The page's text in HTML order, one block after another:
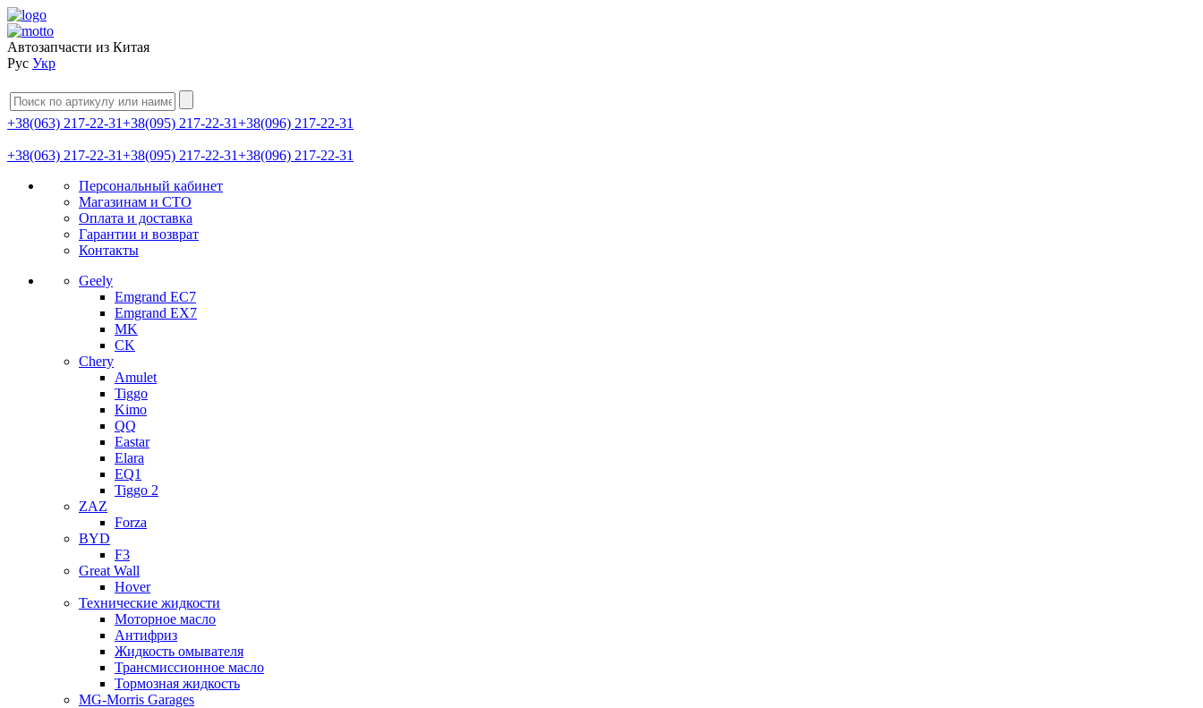
Автозапчасти из Китая
Рус Укр
+38(063) 217-22-31+38(095) 217-22-31+38(096) 217-22-31
+38(063) 217-22-31+38(095) 217-22-31+38(096) 217-22-31
Персональный кабинет
Магазинам и СТО
Оплата и доставка
Гарантии и возврат
Контакты
Geely
Emgrand EC7
Emgrand EX7
MK
CK
Chery
Amulet
Tiggo
Kimo
QQ
Eastar
Elara
EQ1
Tiggo 2
ZAZ
Forza
BYD
F3
Great Wall
Hover
Технические жидкости
Моторное масло
Антифриз
Жидкость омывателя
Трансмиссионное масло
Тормозная жидкость
MG-Morris Garages